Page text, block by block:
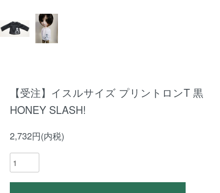
【受注】イスルサイズ プリントロンT 黒
HONEY SLASH!
2,732円(内税)